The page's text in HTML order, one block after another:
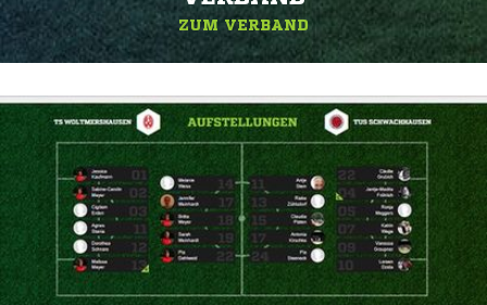
ZUM VERBAND